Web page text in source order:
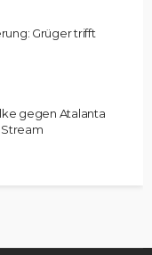
Grüger trifft
gegen Atalanta